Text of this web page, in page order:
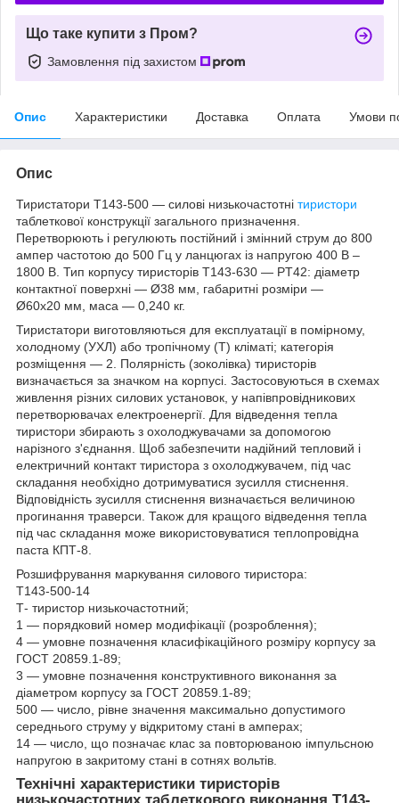
Що таке купити з Пром?
Замовлення під захистом
Опис Характеристики Доставка Оплата Умови
Опис
Тиристатори Т143-500 — силові низькочастотні тиристори
таблеткової конструкції загального призначення.
Перетворюють і регулюють постійний і змінний струм до 800
ампер частотою до 500 Гц у ланцюгах із напругою 400 В –
1800 В. Тип корпусу тиристорів Т143-630 — PT42: діаметр
контактної поверхні — Ø38 мм, габаритні розміри —
Ø60х20 мм, маса — 0,240 кг.
Тиристатори виготовляються для експлуатації в помірному,
холодному (УХЛ) або тропічному (Т) кліматі; категорія
розміщення — 2. Полярність (зоколівка) тиристорів
визначається за значком на корпусі. Застосовуються в схемах
живлення різних силових установок, у напівпровідникових
перетворювачах електроенергії. Для відведення тепла
тиристори збирають з охолоджувачами за допомогою
нарізного з'єднання. Щоб забезпечити надійний тепловий і
електричний контакт тиристора з охолоджувачем, під час
складання необхідно дотримуватися зусилля стиснення.
Відповідність зусилля стиснення визначається величиною
прогинання траверси. Також для кращого відведення тепла
під час складання може використовуватися теплопровідна
паста КПТ-8.
Розшифрування маркування силового тиристора:
Т143-500-14
Т- тиристор низькочастотний;
1 — порядковий номер модифікації (розроблення);
4 — умовне позначення класифікаційного розміру корпусу за
ГОСТ 20859.1-89;
3 — умовне позначення конструктивного виконання за
діаметром корпусу за ГОСТ 20859.1-89;
500 — число, рівне значення максимально допустимого
середнього струму у відкритому стані в амперах;
14 — число, що позначає клас за повторюваною імпульсною
напругою в закритому стані в сотнях вольтів.
Технічні характеристики тиристорів